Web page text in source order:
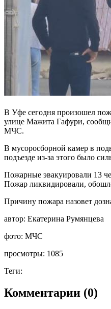
В Уфе сегодня произошел
улице Мажита Гафури,
МЧС.
В мусоросборной камер в
подъезде из-за этого было
Пожарные эвакуировали 13
Пожар ликвидировали,
Причину пожара назовет
автор: Екатерина Румянцева
фото: МЧС
просмотры: 1085
Теги:
Комментарии (0)